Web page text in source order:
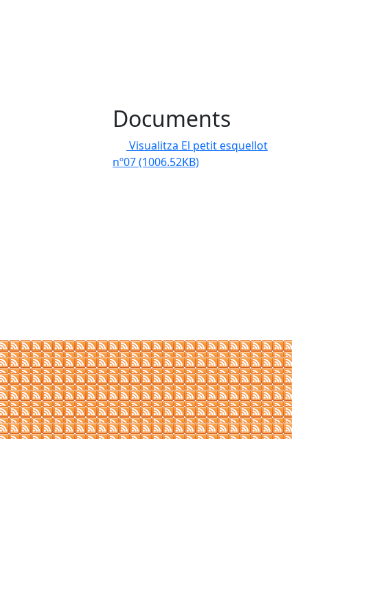
Documents
Visualitza El petit esquellot
nº07(1006.52KB)